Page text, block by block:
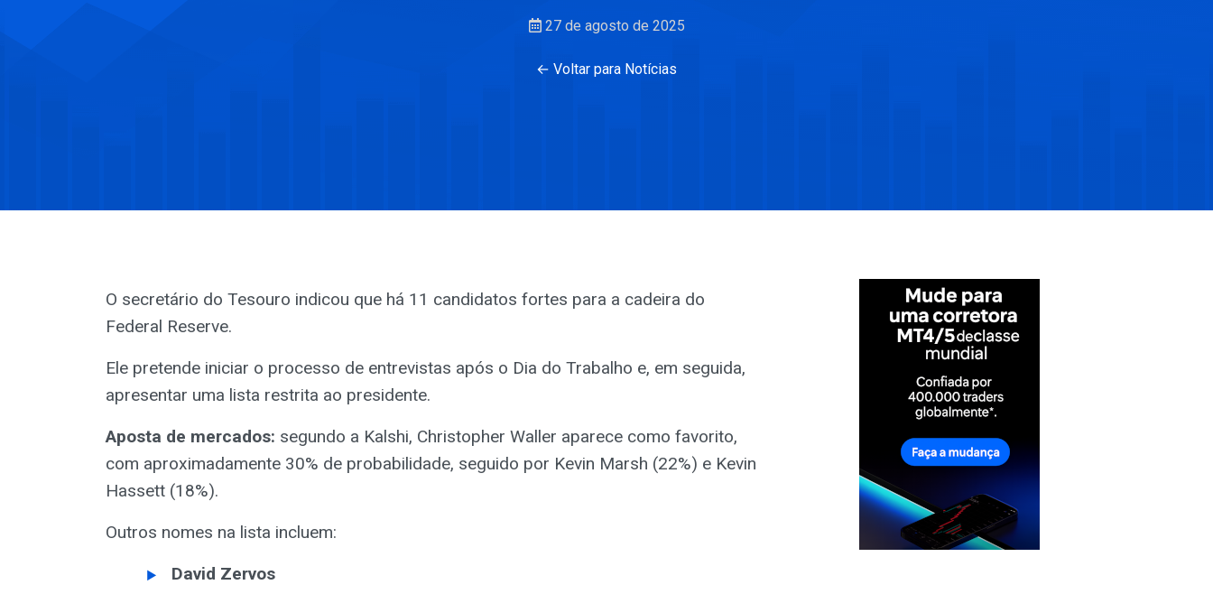
27 de agosto de 2025
← Voltar para Notícias
O secretário do Tesouro indicou que há 11 candidatos fortes para a cadeira do
Federal Reserve.
Ele pretende iniciar o processo de entrevistas após o Dia do Trabalho e, em seguida,
apresentar uma lista restrita ao presidente.
Aposta de mercados: segundo a Kalshi, Christopher Waller aparece como favorito,
com aproximadamente 30% de probabilidade, seguido por Kevin Marsh (22%) e Kevin
Hassett (18%).
Outros nomes na lista incluem:
David Zervos